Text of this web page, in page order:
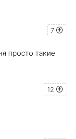
7
просто такие
12